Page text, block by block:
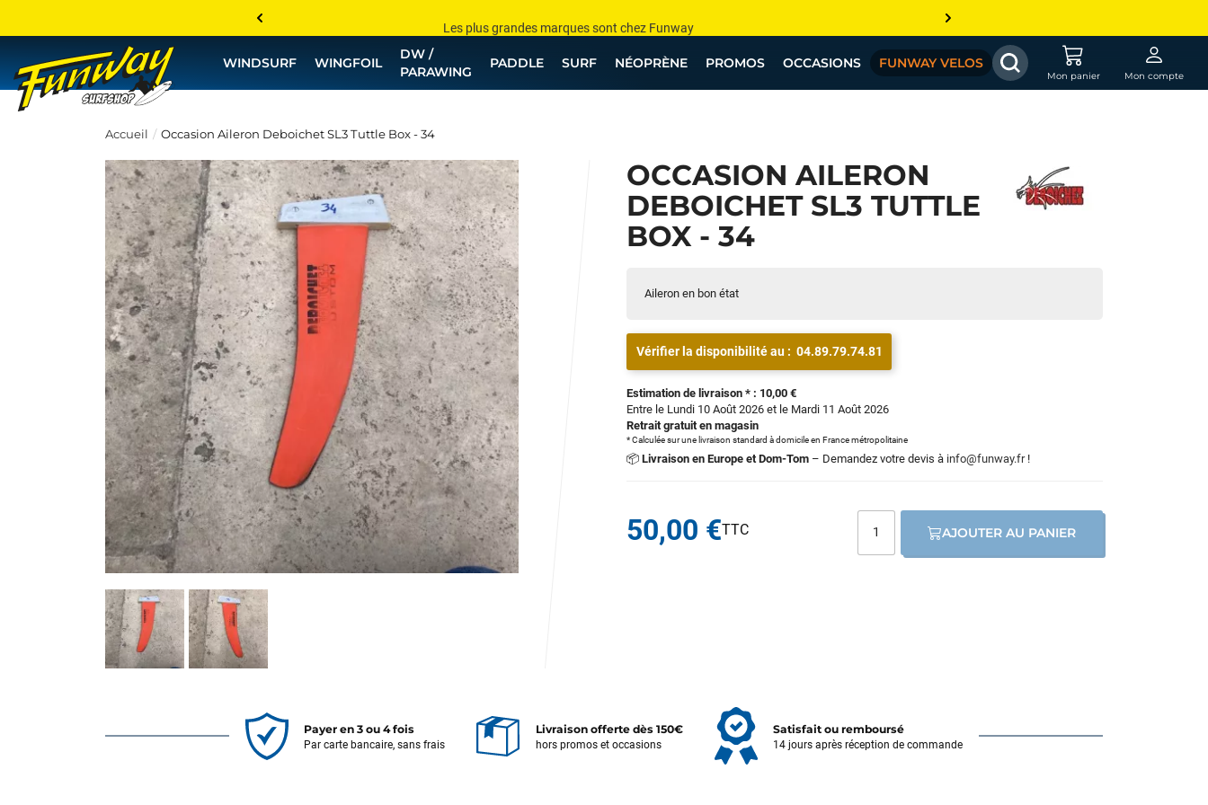
Jusqu’à -75% de remise sur le windsurf, wingfoil, etc...
💰 Meilleur prix garanti — Moins cher ailleurs ? On s’aligne !
WINDSURF WINGFOIL
DW /
PARAWING
PADDLE SURF NÉOPRÈNE PROMOS OCCASIONS FUNWAY VELOS
Mon panier Mon compte
Accueil Occasion Aileron Deboichet SL3 Tuttle Box - 34
OCCASION AILERON
DEBOICHET SL3 TUTTLE
BOX - 34
Aileron en bon état
Vérifier la disponibilité au : 04.89.79.74.81
Estimation de livraison * : 10,00 €
Entre le Lundi 10 Août 2026 et le Mardi 11 Août 2026
Retrait gratuit en magasin
* Calculée sur une livraison standard à domicile en France métropolitaine
📦 Livraison en Europe et Dom-Tom – Demandez votre devis à info@funway.fr!
50,00 € AJOUTER AU PANIER
Payer en 3 ou 4 fois
Par carte bancaire, sans frais
Livraison offerte dès 150€
hors promos et occasions
Satisfait ou remboursé
14 jours après réception de commande